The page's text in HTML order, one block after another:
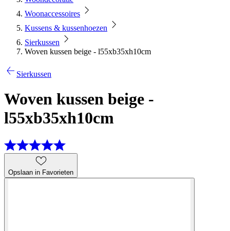
Woonaccessoires
Kussens & kussenhoezen
Sierkussen
Woven kussen beige - l55xb35xh10cm
Sierkussen
Woven kussen beige -
l55xb35xh10cm
Opslaan in Favorieten